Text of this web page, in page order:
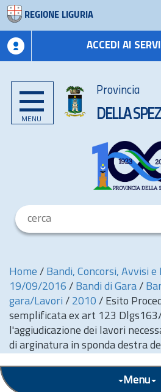
REGIONE LIGURIA
ACCEDI AI
MENU
Provincia
DELLA
Home / Bandi, Concorsi, Avvisi
19/09/2016 / Bandi di Gara /
gara/Lavori / 2010 / Esito
semplificata ex art 123
l'aggiudicazione dei lavori
di arginatura in sponda destra
Menu